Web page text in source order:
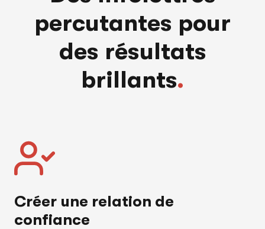
percutantes pour
des résultats
brillants.
Créer une relation de
confiance